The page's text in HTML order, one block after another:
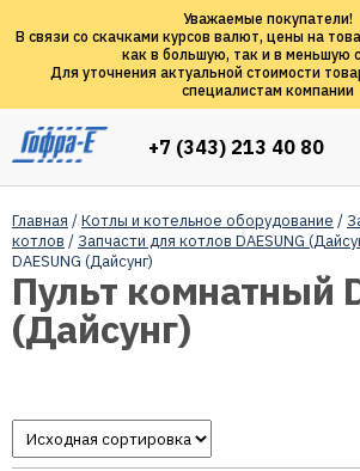
Уважаемые покупатели!
В связи со скачками курсов валют, цены на
как в большую, так и в меньшую
Для уточнения актуальной стоимости
специалистам компании
+7 (343) 213 40 80
Главная /Котлы и котельное оборудование /
котлов /Запчасти для котлов DAESUNG
DAESUNG (Дайсунг)
Пульт комнатный
(Дайсунг)